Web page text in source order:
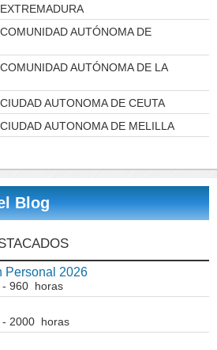
EXTREMADURA
COMUNIDAD AUTÓNOMA DE
COMUNIDAD AUTÓNOMA DE LA
CIUDAD AUTONOMA DE CEUTA
CIUDAD AUTONOMA DE MELILLA
Blog
Personal 2026
- 960 horas
- 2000 horas